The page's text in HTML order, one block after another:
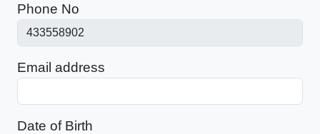
Phone No
Email address
Date of Birth